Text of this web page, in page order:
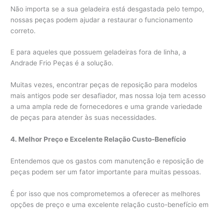
Não importa se a sua geladeira está desgastada pelo tempo,
nossas peças podem ajudar a restaurar o funcionamento
correto.
E para aqueles que possuem geladeiras fora de linha, a
Andrade Frio Peças é a solução.
Muitas vezes, encontrar peças de reposição para modelos
mais antigos pode ser desafiador, mas nossa loja tem acesso
a uma ampla rede de fornecedores e uma grande variedade
de peças para atender às suas necessidades.
4. Melhor Preço e Excelente Relação Custo-Benefício
Entendemos que os gastos com manutenção e reposição de
peças podem ser um fator importante para muitas pessoas.
É por isso que nos comprometemos a oferecer as melhores
opções de preço e uma excelente relação custo-benefício em